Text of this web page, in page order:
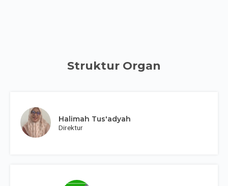
Struktur Organ
Halimah Tus'adyah
Direktur